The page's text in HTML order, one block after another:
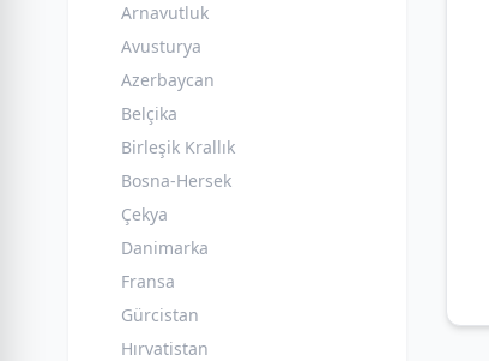
Arnavutluk
Avusturya
Azerbaycan
Belçika
Birleşik Krallık
Bosna-Hersek
Çekya
Danimarka
Fransa
Gürcistan
Hırvatistan